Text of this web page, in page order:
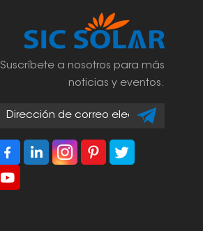
Suscríbete a nosotros para más
noticias y eventos.